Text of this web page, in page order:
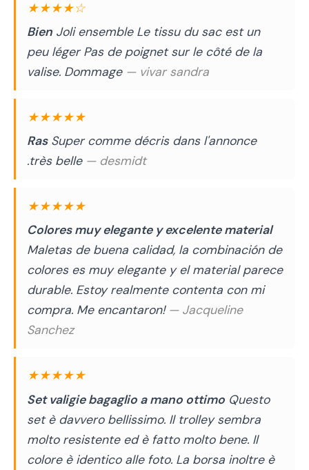
★★★★☆
Bien Joli ensemble Le tissu du sac est un
peu léger Pas de poignet sur le côté de la
valise. Dommage — vivar sandra
★★★★★
RasSuper comme décris dans l'annonce
.très belle — desmidt
★★★★★
Colores muy elegante y excelente material
Maletas de buena calidad, la combinación de
colores es muy elegante y el material parece
durable. Estoy realmente contenta con mi
compra. Me encantaron! — Jacqueline
Sanchez
★★★★★
Set valigie bagaglio a mano ottimo Questo
set è davvero bellissimo. Il trolley sembra
molto resistente ed è fatto molto bene. Il
colore è identico alle foto. La borsa inoltre è